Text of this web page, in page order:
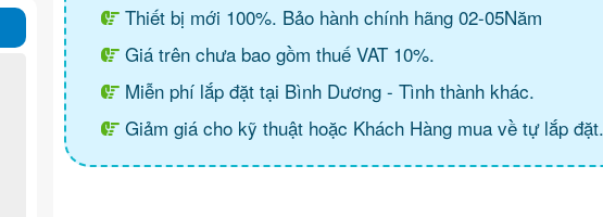
Thiết bị mới 100%. Bảo hành chính hãng 02-05Năm
Giá trên chưa bao gồm thuế VAT 10%.
Miễn phí lắp đặt tại Bình Dương - Tình thành khác.
Giảm giá cho kỹ thuật hoặc Khách Hàng mua về tự lắp đặt.